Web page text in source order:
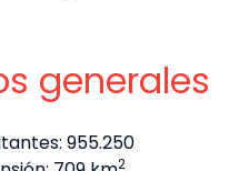
generales
955.250
2